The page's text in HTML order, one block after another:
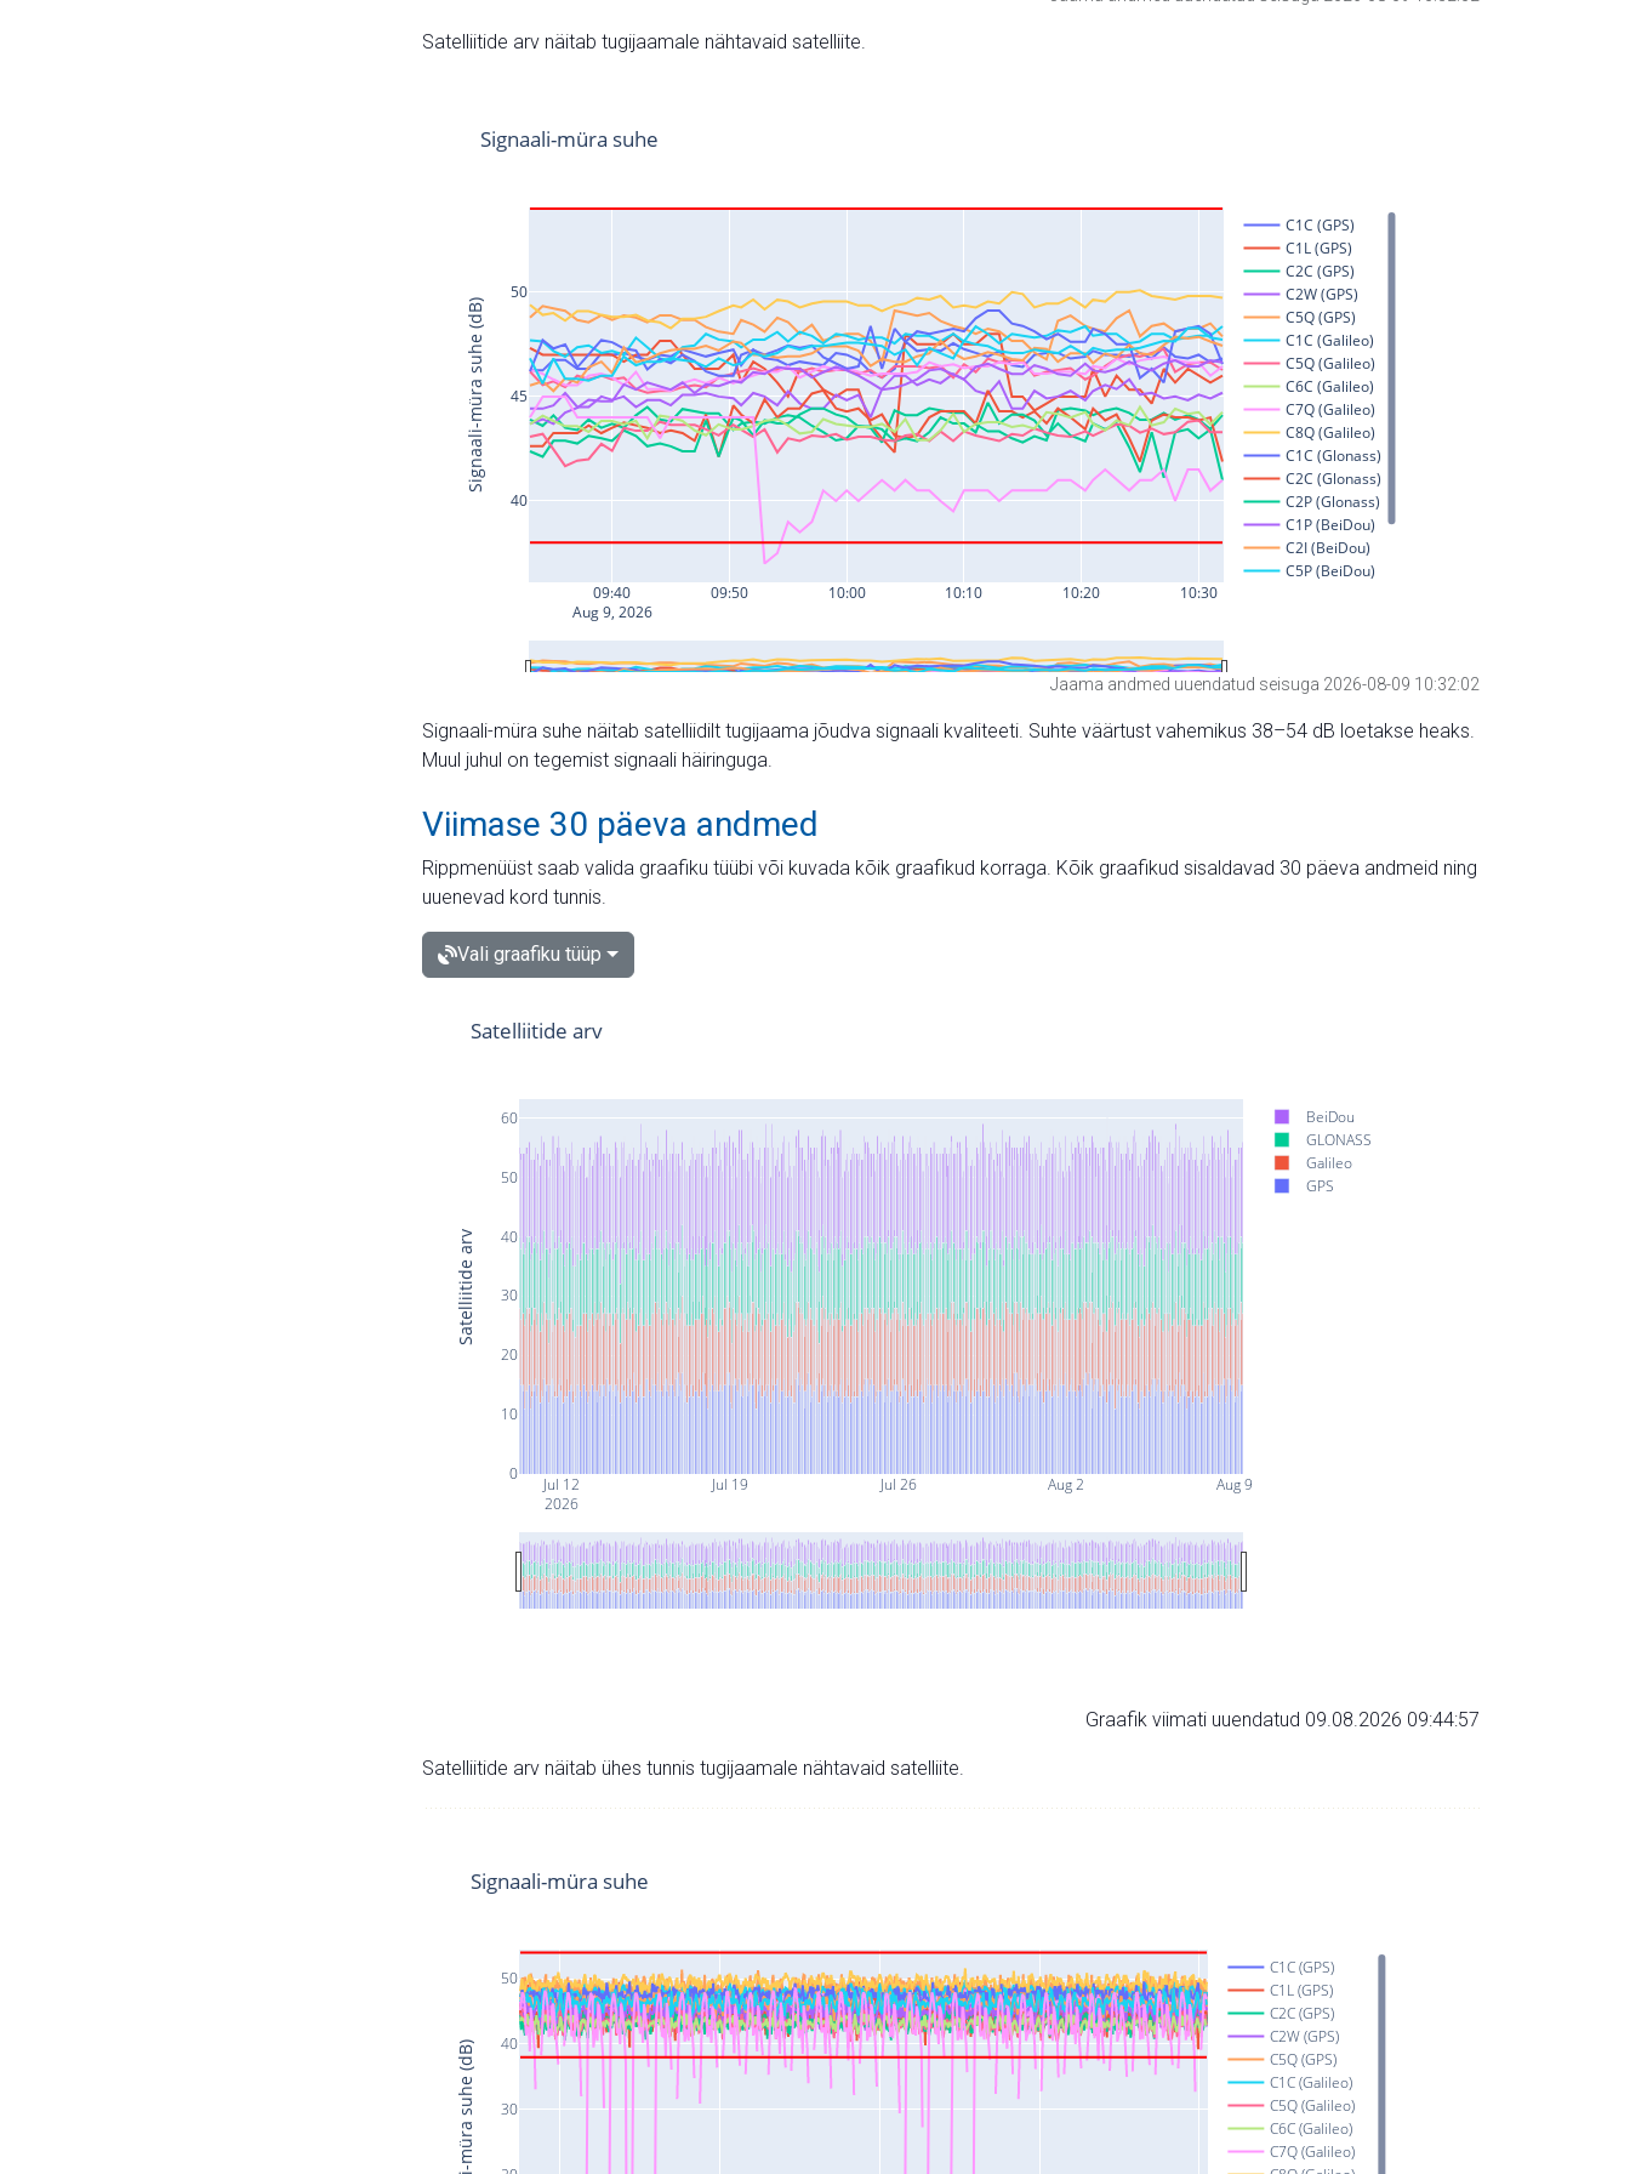
Satelliitide arv näitab tugijaamale nähtavaid satelliite.
Jaama andmed uuendatud seisuga 2026-08-09 10:32:02
Signaali-müra suhe näitab satelliidilt tugijaama jõudva signaali kvaliteeti. Suhte väärtust vahemikus 38–54 dB loetakse heaks.
Muul juhul on tegemist signaali häiringuga.
Viimase 30 päeva andmed
Rippmenüüst saab valida graafiku tüübi või kuvada kõik graafikud korraga. Kõik graafikud sisaldavad 30 päeva andmeid ning
uuenevad kord tunnis.
Vali graafiku tüüp
Jul 12
2026
Jul 19 Jul 26 Aug 2 Aug 9
0
10
20
30
40
50
60
BeiDou
GLONASS
Galileo
GPS
Satelliitide arv
Satelliitide arv
Graafik viimati uuendatud 09.08.2026 09:44:57
Satelliitide arv näitab ühes tunnis tugijaamale nähtavaid satelliite.
30
40
50
C1C (GPS)
C1L (GPS)
C2C (GPS)
C2W (GPS)
C5Q (GPS)
C1C (Galileo)
C5Q (Galileo)
C6C (Galileo)
C7Q (Galileo)
Signaali-müra suhe